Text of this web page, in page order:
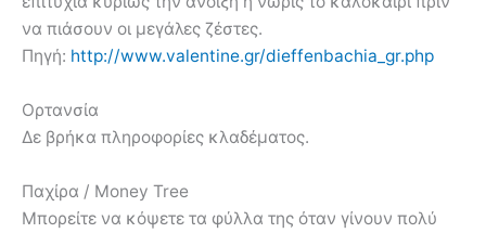
να πιάσουν οι μεγάλες ζέστες.
Πηγή: http://www.valentine.gr/dieffenbachia_gr.php
Ορτανσία
Δε βρήκα πληροφορίες κλαδέματος.
Παχίρα / Money Tree
Μπορείτε να κόψετε τα φύλλα της όταν γίνουν πολύ